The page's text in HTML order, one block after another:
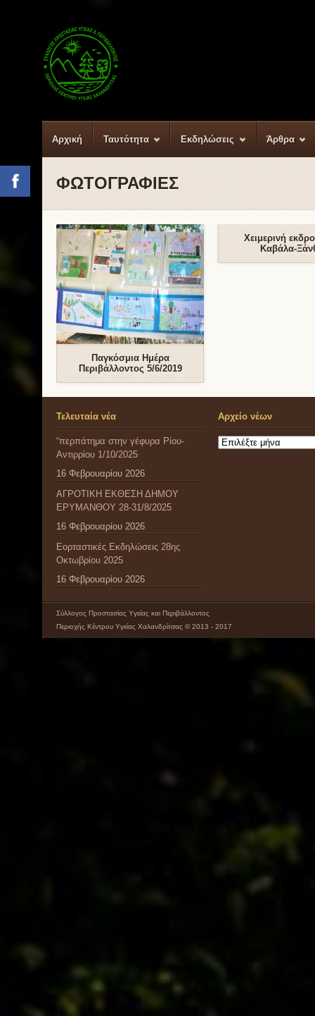
Αρχική Ταυτότητα Εκδηλώσεις Άρθρα
ΦΩΤΟΓΡΑΦΙΕΣ
Παγκόσμια Ημέρα
Περιβάλλοντος 5/6/2019
Χειμερινή
Καβάλα-
Τελευταία νέα
“περπάτημα στην γέφυρα Ρίου-
Αντιρρίου 1/10/2025
16 Φεβρουαρίου 2026
ΑΓΡΟΤΙΚΗ ΕΚΘΕΣΗ ΔΗΜΟΥ
ΕΡΥΜΑΝΘΟΥ 28-31/8/2025
16 Φεβρουαρίου 2026
Εορταστικές Εκδηλώσεις 28ης
Οκτωβρίου 2025
16 Φεβρουαρίου 2026
Αρχείο νέων
Αρχείο
Σύλλογος Προστασίας Υγείας και Περιβάλλοντος
Περιοχής Κέντρου Υγείας Χαλανδρίτσας © 2013 - 2017
Facebook